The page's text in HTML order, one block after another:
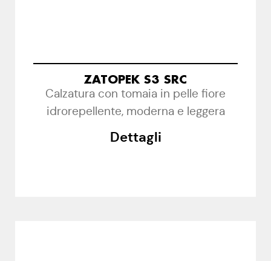
ZATOPEK S3 SRC
Calzatura con tomaia in pelle fiore
idrorepellente, moderna e leggera
Dettagli